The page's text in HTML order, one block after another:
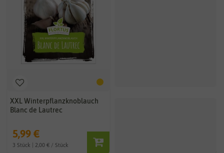
XXL Winterpflanzknoblauch
Blanc de Lautrec
5,99 €
3 Stück | 2,00 € / Stück